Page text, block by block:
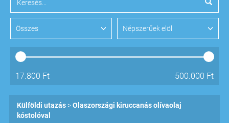
Összes Népszerűek elöl
17.800 Ft 500.000 Ft
Külföldi utazás
Olaszországi kiruccanás olívaolaj
kóstolóval